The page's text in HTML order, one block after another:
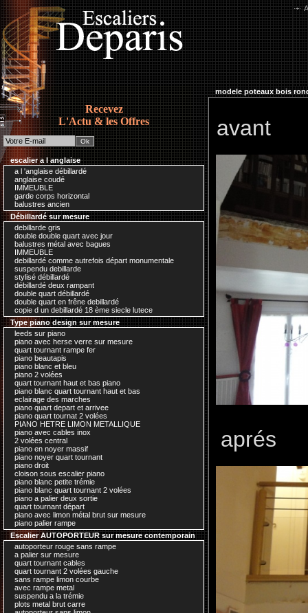
Recevez
L'Actu & les Offres
escalier a l anglaise
a l 'anglaise débillardé
anglaise coudé
IMMEUBLE
garde corps horizontal
balustres ancien
Débillardé sur mesure
debillarde gris
double double quart avec jour
balustres métal avec bagues
IMMEUBLE
debillardé comme autrefois départ monumentale
suspendu debillarde
stylisé débillardé
débillardé deux rampant
double quart débillardé
double quart en frêne debillardé
copie d un debillardé 18 ème siecle lutece
Type piano design sur mesure
leeds sur piano
piano avec herse verre sur mesure
quart tournant rampe fer
piano beautapis
piano blanc et bleu
piano 2 volées
quart tournant haut et bas piano
piano blanc quart tournant haut et bas
eclairage des marches
piano quart depart et arrivee
piano quart tournat 2 volées
PIANO HETRE LIMON METALLIQUE
piano avec cables inox
2 volées central
piano en noyer massif
piano noyer quart tournant
piano droit
cloison sous escalier piano
piano blanc petite trémie
piano blanc quart tournant 2 volées
piano a palier deux sortie
quart tournant départ
piano avec limon métal brut sur mesure
piano palier rampe
Escalier AUTOPORTEUR sur mesure contemporain
autoporteur rouge sans rampe
a palier sur mesure
quart tournant cables
quart tournant 2 volées gauche
sans rampe limon courbe
avec rampe metal
suspendu a la trémie
plots metal brut carre
modele poteaux bois
avant
aprés